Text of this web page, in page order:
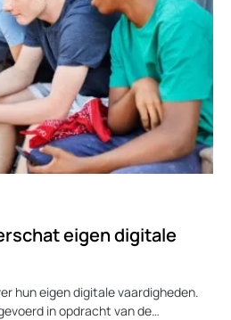
eigen digitale
hun eigen digitale vaardigheden.
in opdracht van de…